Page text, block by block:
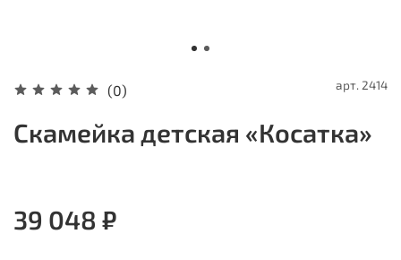
(0) арт. 2414
Скамейка детская «Косатка»
39 048 ₽